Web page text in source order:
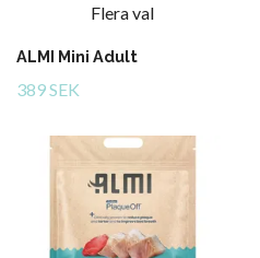
Flera val
ALMI Mini Adult
389 SEK